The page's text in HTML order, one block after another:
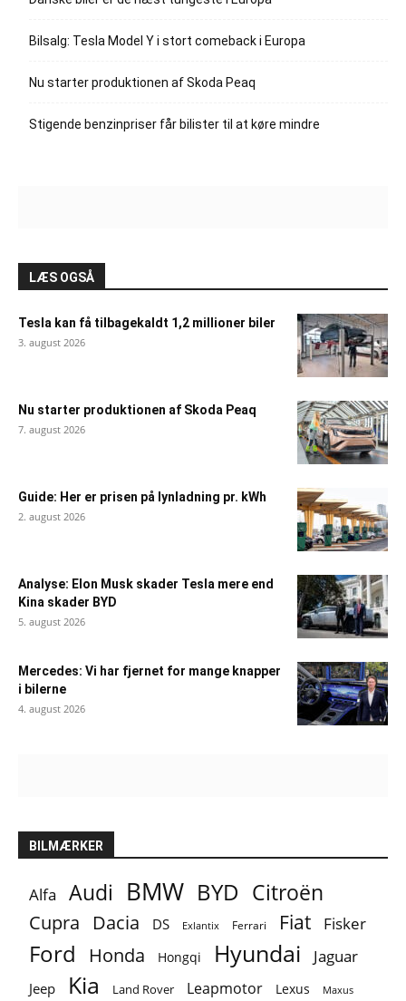
Bilsalg: Tesla Model Y i stort comeback i Europa
Nu starter produktionen af Skoda Peaq
Stigende benzinpriser får bilister til at køre mindre
LÆS OGSÅ
Tesla kan få tilbagekaldt 1,2 millioner biler
3. august 2026
Nu starter produktionen af Skoda Peaq
7. august 2026
Guide: Her er prisen på lynladning pr. kWh
2. august 2026
Analyse: Elon Musk skader Tesla mere end
Kina skader BYD
5. august 2026
Mercedes: Vi har fjernet for mange knapper
i bilerne
4. august 2026
BILMÆRKER
Alfa Audi BMW BYD Citroën
Cupra Dacia DS Exlantix Ferrari Fiat Fisker
Ford Honda Hongqi Hyundai Jaguar
Jeep Kia Land Rover Leapmotor Lexus Maxus